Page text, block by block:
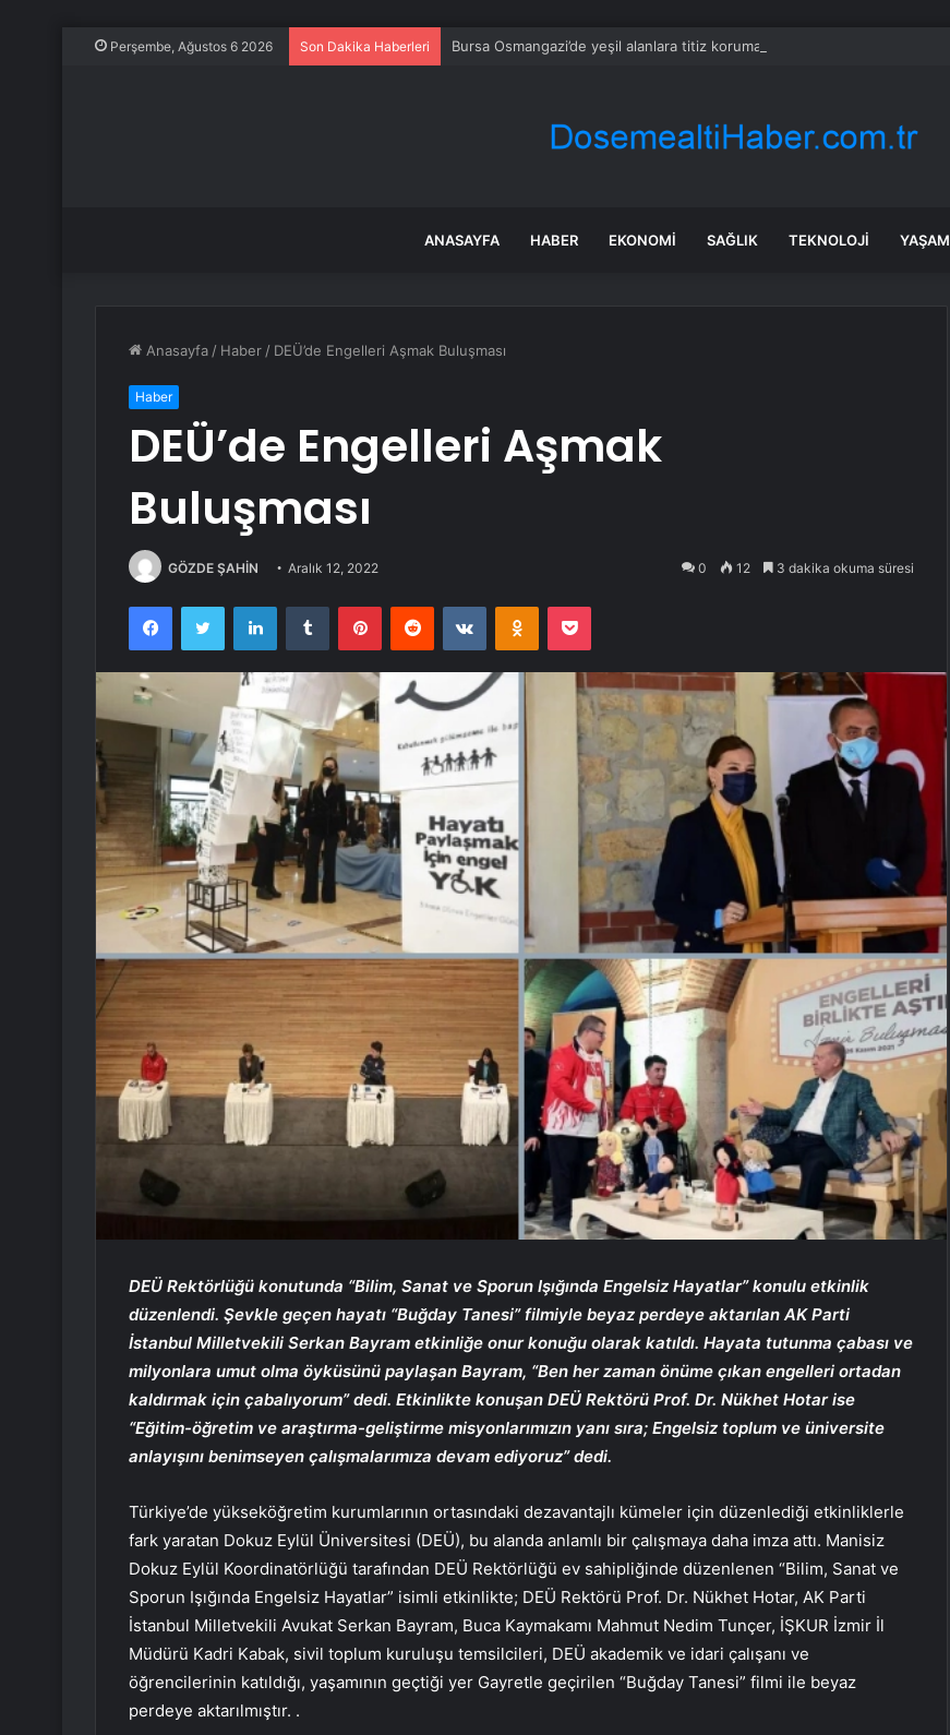
Perşembe, Ağustos 6 2026 Son Dakika Haberleri Bursa Osmangazi’de yeşil alanlara titiz koruma
ANASAYFA HABER EKONOMI SAĞLIK TEKNOLOJI YAŞAM
Anasayfa / Haber / DEÜ’de Engelleri Aşmak Buluşması
Haber
DEÜ’de Engelleri Aşmak
Buluşması
GÖZDE ŞAHİN Aralık 12, 2022 0 12 3 dakika okuma süresi
FacebookTwitter LinkedInTumblr PinterestReddit VKontakteOdnoklassniki
Pocket
DEÜ Rektörlüğü konutunda “Bilim, Sanat ve Sporun Işığında Engelsiz Hayatlar” konulu etkinlik
düzenlendi. Şevkle geçen hayatı “Buğday Tanesi” filmiyle beyaz perdeye aktarılan AK Parti
İstanbul Milletvekili Serkan Bayram etkinliğe onur konuğu olarak katıldı. Hayata tutunma çabası ve
milyonlara umut olma öyküsünü paylaşan Bayram, “Ben her zaman önüme çıkan engelleri ortadan
kaldırmak için çabalıyorum” dedi. Etkinlikte konuşan DEÜ Rektörü Prof. Dr. Nükhet Hotar ise
“Eğitim-öğretim ve araştırma-geliştirme misyonlarımızın yanı sıra; Engelsiz toplum ve üniversite
anlayışını benimseyen çalışmalarımıza devam ediyoruz” dedi.
Türkiye’de yükseköğretim kurumlarının ortasındaki dezavantajlı kümeler için düzenlediği etkinliklerle
fark yaratan Dokuz Eylül Üniversitesi (DEÜ), bu alanda anlamlı bir çalışmaya daha imza attı. Manisiz
Dokuz Eylül Koordinatörlüğü tarafından DEÜ Rektörlüğü ev sahipliğinde düzenlenen “Bilim, Sanat ve
Sporun Işığında Engelsiz Hayatlar” isimli etkinlikte; DEÜ Rektörü Prof. Dr. Nükhet Hotar, AK Parti
İstanbul Milletvekili Avukat Serkan Bayram, Buca Kaymakamı Mahmut Nedim Tunçer, İŞKUR İzmir İl
Müdürü Kadri Kabak, sivil toplum kuruluşu temsilcileri, DEÜ akademik ve idari çalışanı ve
öğrencilerinin katıldığı, yaşamının geçtiği yer Gayretle geçirilen “Buğday Tanesi” filmi ile beyaz
perdeye aktarılmıştır. .